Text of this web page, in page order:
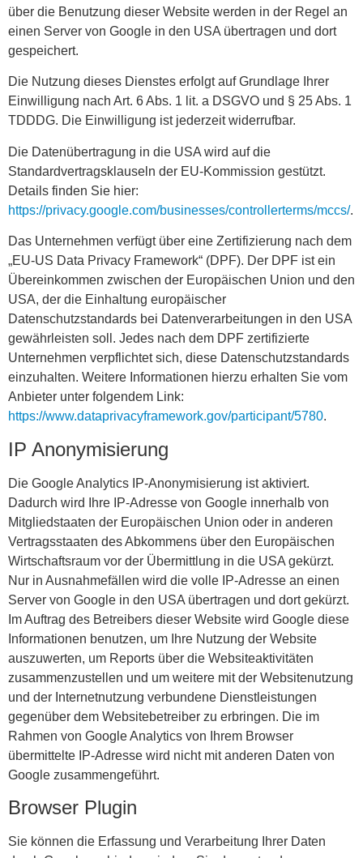
über die Benutzung dieser Website werden in der Regel an
einen Server von Google in den USA übertragen und dort
gespeichert.
Die Nutzung dieses Dienstes erfolgt auf Grundlage Ihrer
Einwilligung nach Art. 6 Abs. 1 lit. a DSGVO und § 25 Abs. 1
TDDDG. Die Einwilligung ist jederzeit widerrufbar.
Die Datenübertragung in die USA wird auf die
Standardvertragsklauseln der EU-Kommission gestützt.
Details finden Sie hier:
https://privacy.google.com/businesses/controllerterms/mccs/.
Das Unternehmen verfügt über eine Zertifizierung nach dem
„EU-US Data Privacy Framework“ (DPF). Der DPF ist ein
Übereinkommen zwischen der Europäischen Union und den
USA, der die Einhaltung europäischer
Datenschutzstandards bei Datenverarbeitungen in den USA
gewährleisten soll. Jedes nach dem DPF zertifizierte
Unternehmen verpflichtet sich, diese Datenschutzstandards
einzuhalten. Weitere Informationen hierzu erhalten Sie vom
Anbieter unter folgendem Link:
https://www.dataprivacyframework.gov/participant/5780.
IP Anonymisierung
Die Google Analytics IP-Anonymisierung ist aktiviert.
Dadurch wird Ihre IP-Adresse von Google innerhalb von
Mitgliedstaaten der Europäischen Union oder in anderen
Vertragsstaaten des Abkommens über den Europäischen
Wirtschaftsraum vor der Übermittlung in die USA gekürzt.
Nur in Ausnahmefällen wird die volle IP-Adresse an einen
Server von Google in den USA übertragen und dort gekürzt.
Im Auftrag des Betreibers dieser Website wird Google diese
Informationen benutzen, um Ihre Nutzung der Website
auszuwerten, um Reports über die Websiteaktivitäten
zusammenzustellen und um weitere mit der Websitenutzung
und der Internetnutzung verbundene Dienstleistungen
gegenüber dem Websitebetreiber zu erbringen. Die im
Rahmen von Google Analytics von Ihrem Browser
übermittelte IP-Adresse wird nicht mit anderen Daten von
Google zusammengeführt.
Browser Plugin
Sie können die Erfassung und Verarbeitung Ihrer Daten